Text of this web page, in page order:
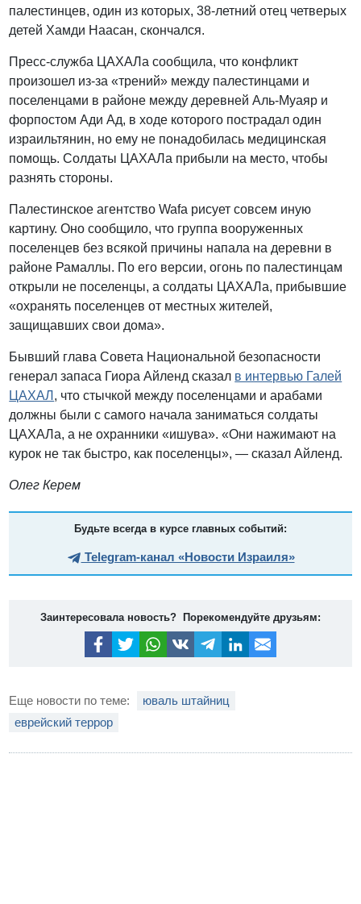
палестинцев, один из которых, 38-летний отец четверых
детей Хамди Наасан, скончался.
Пресс-служба ЦАХАЛа сообщила, что конфликт
произошел из-за «трений» между палестинцами и
поселенцами в районе между деревней Аль-Муаяр и
форпостом Ади Ад, в ходе которого пострадал один
израильтянин, но ему не понадобилась медицинская
помощь. Солдаты ЦАХАЛа прибыли на место, чтобы
разнять стороны.
Палестинское агентство Wafa рисует совсем иную
картину. Оно сообщило, что группа вооруженных
поселенцев без всякой причины напала на деревни в
районе Рамаллы. По его версии, огонь по палестинцам
открыли не поселенцы, а солдаты ЦАХАЛа, прибывшие
«охранять поселенцев от местных жителей,
защищавших свои дома».
Бывший глава Совета Национальной безопасности
генерал запаса Гиора Айленд сказал в интервью Галей
ЦАХАЛ , что стычкой между поселенцами и арабами
должны были с самого начала заниматься солдаты
ЦАХАЛа, а не охранники «ишува». «Они нажимают на
курок не так быстро, как поселенцы», — сказал Айленд.
Олег Керем
Будьте всегда в курсе главных событий:
Telegram-канал «Новости Израиля»
Заинтересовала новость? Порекомендуйте друзьям:
Еще новости по теме:
юваль штайниц
еврейский террор